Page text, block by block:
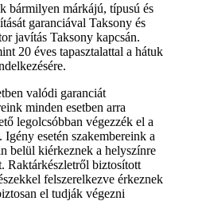
bármilyen márkájú, típusú és
garanciával Taksony és
javítás Taksony kapcsán.
20 éves tapasztalattal a hátuk
valódi garanciát
minden esetben arra
legolcsóbban végezzék el a
esetén szakembereink a
belül kiérkeznek a helyszínre
Raktárkészletről biztosított
felszerelkezve érkeznek
el tudják végezni